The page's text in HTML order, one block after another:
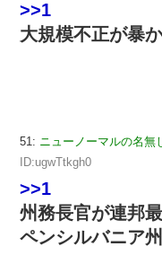
>>1
大規模不正が暴
51: ニューノーマルの名無
ID:ugwTtkgh0
>>1
州務長官が連邦
ペンシルバニア